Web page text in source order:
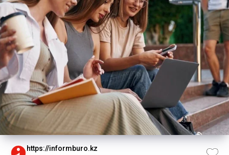
https://informburo.kz